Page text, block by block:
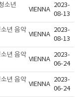
소년
VIENNA
2023-
08-13
년 음악
VIENNA
2023-
08-13
년 음악
VIENNA
2023-
06-24
년 음악
VIENNA
2023-
06-24